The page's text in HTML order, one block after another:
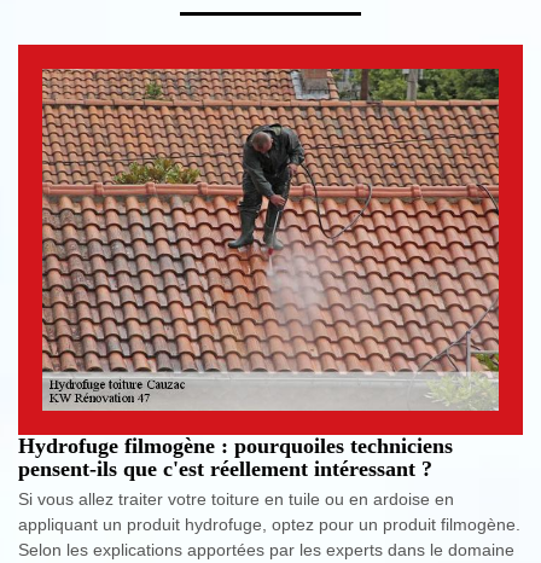
Hydrofuge filmogène : pourquoiles techniciens
pensent-ils que c'est réellement intéressant ?
Si vous allez traiter votre toiture en tuile ou en ardoise en
appliquant un produit hydrofuge, optez pour un produit filmogène.
Selon les explications apportées par les experts dans le domaine